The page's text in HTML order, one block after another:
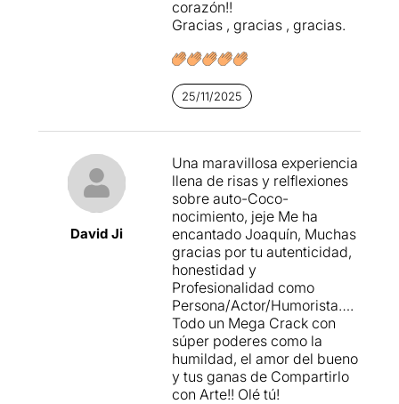
corazón!!
Gracias , gracias , gracias.
25/11/2025
David Ji
Una maravillosa experiencia
llena de risas y relflexiones
sobre auto-Coco-
nocimiento, jeje Me ha
encantado Joaquín, Muchas
gracias por tu autenticidad,
honestidad y
Profesionalidad como
Persona/Actor/Humorista….
Todo un Mega Crack con
súper poderes como la
humildad, el amor del bueno
y tus ganas de Compartirlo
con Arte!! Olé tú!